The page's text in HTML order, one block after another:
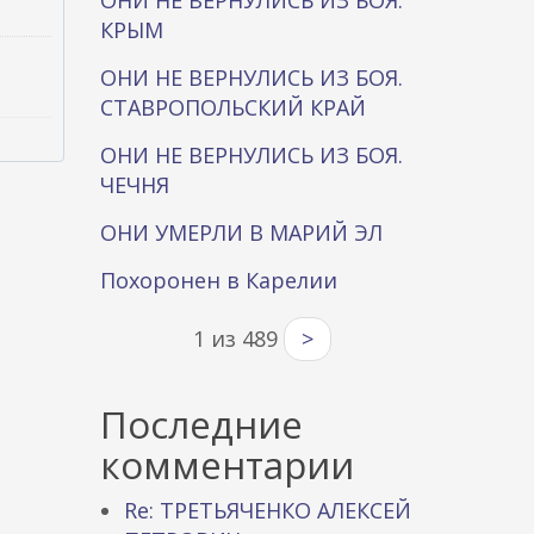
КРЫМ
ОНИ НЕ ВЕРНУЛИСЬ ИЗ БОЯ.
СТАВРОПОЛЬСКИЙ КРАЙ
ОНИ НЕ ВЕРНУЛИСЬ ИЗ БОЯ.
ЧЕЧНЯ
ОНИ УМЕРЛИ В МАРИЙ ЭЛ
Похоронен в Карелии
1 из 489 >
Последние
комментарии
Re: ТРЕТЬЯЧЕНКО АЛЕКСЕЙ